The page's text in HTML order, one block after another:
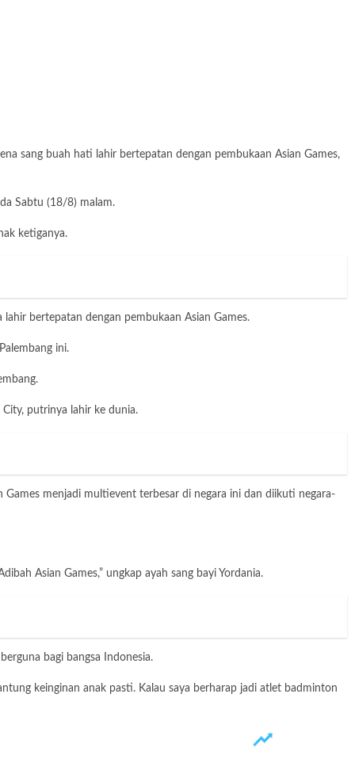
sang buah hati lahir bertepatan dengan pembukaan Asian Games,
Sabtu (18/8) malam.
ketiganya.
bertepatan dengan pembukaan Asian Games.
ini.
putrinya lahir ke dunia.
Games menjadi multievent terbesar di negara ini dan diikuti negara-
Asian Games,” ungkap ayah sang bayi Yordania.
bagi bangsa Indonesia.
keinginan anak pasti. Kalau saya berharap jadi atlet badminton